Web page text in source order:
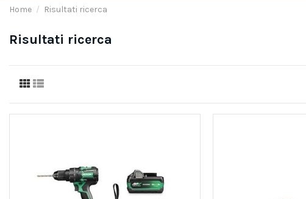
Home Risultati ricerca
Risultati ricerca